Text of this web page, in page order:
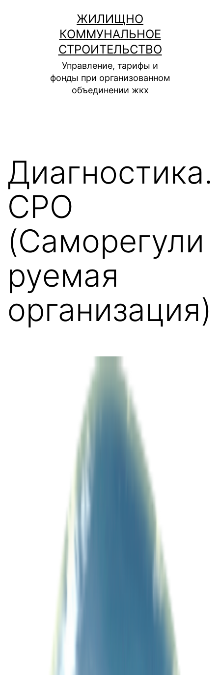
содержимому
ЖИЛИЩНО
КОММУНАЛЬНОЕ
СТРОИТЕЛЬСТВО
Управление, тарифы и
фонды при организованном
объединении жкх
Диагностика.
СРО
(Саморегули
руемая
организация)